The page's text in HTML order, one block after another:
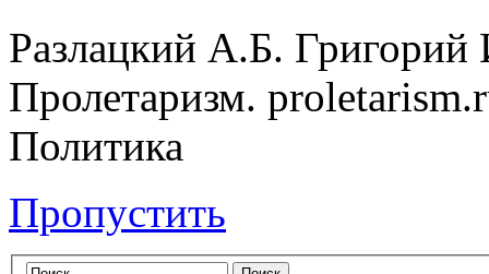
Разлацкий А.Б. Григорий
Пролетаризм.
Политика
Пропустить